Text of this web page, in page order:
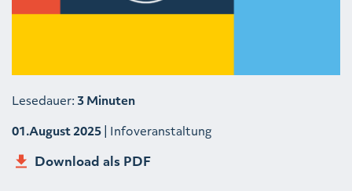
Lesedauer: 3 Minuten
01.August 2025| Infoveranstaltung
Download als PDF